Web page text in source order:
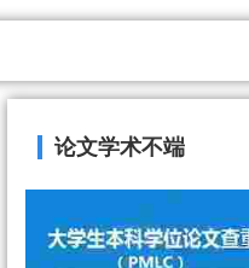
论文学术不端